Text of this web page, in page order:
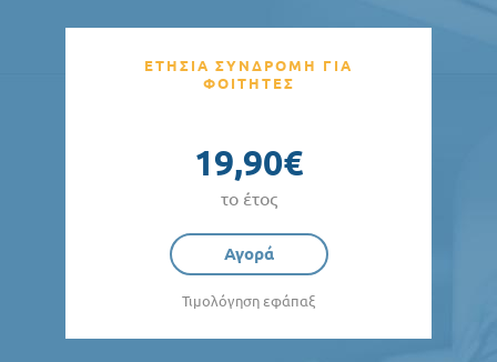
ΕΤΗΣΙΑ ΣΥΝΔΡΟΜΗ ΓΙΑ
ΦΟΙΤΗΤΕΣ
19,90€
το έτος
Αγορά
Τιμολόγηση εφάπαξ